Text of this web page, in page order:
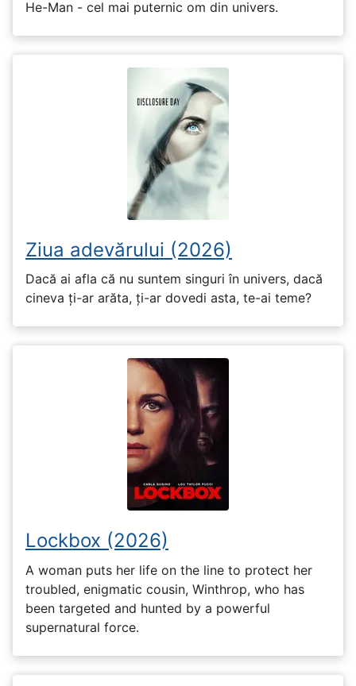
He-Man - cel mai puternic om din univers.
Ziua adevărului (2026)
Dacă ai afla că nu suntem singuri în univers, dacă
cineva ți-ar arăta, ți-ar dovedi asta, te-ai teme?
Lockbox (2026)
A woman puts her life on the line to protect her
troubled, enigmatic cousin, Winthrop, who has
been targeted and hunted by a powerful
supernatural force.